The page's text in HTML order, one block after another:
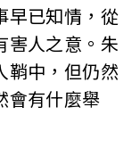
早已知情，從
害人之意。朱
鞘中，但仍然
會有什麼舉